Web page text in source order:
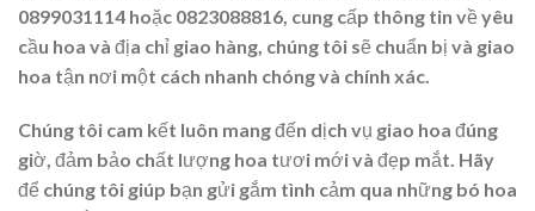
0899031114 hoặc 0823088816, cung cấp thông tin về yêu
cầu hoa và địa chỉ giao hàng, chúng tôi sẽ chuẩn bị và giao
hoa tận nơi một cách nhanh chóng và chính xác.
Chúng tôi cam kết luôn mang đến dịch vụ giao hoa đúng
giờ, đảm bảo chất lượng hoa tươi mới và đẹp mắt. Hãy
để chúng tôi giúp bạn gửi gắm tình cảm qua những bó hoa